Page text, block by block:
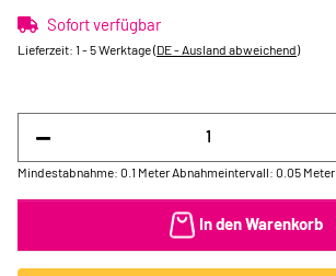
Sofort verfügbar
Lieferzeit: 1 - 5 Werktage(DE - Ausland abweichend)
Mindestabnahme: 0.1 Meter Abnahmeintervall: 0.05 Meter
In den Warenkorb